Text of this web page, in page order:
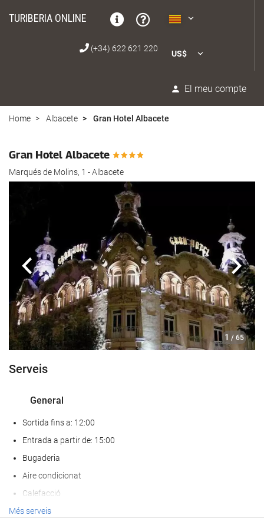
TURIBERIA ONLINE
US$
El meu compte
(+34) 622 621 220
Home Albacete Gran Hotel Albacete
Gran Hotel Albacete
Marqués de Molins, 1 - Albacete
1 / 65
Anterior
Serveis
General
Sortida fins a: 12:00
Entrada a partir de: 15:00
Bugaderia
Aire condicionat
Calefacció
Ascensor
Més serveis